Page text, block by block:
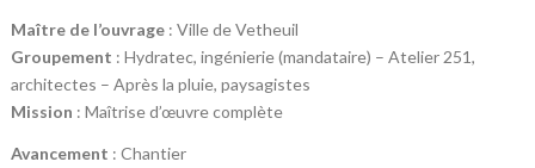
Maître de l’ouvrage: Ville de Vetheuil
Groupement : Hydratec, ingénierie (mandataire) – Atelier 251,
architectes – Après la pluie, paysagistes
Mission : Maîtrise d’œuvre complète
Avancement : Chantier